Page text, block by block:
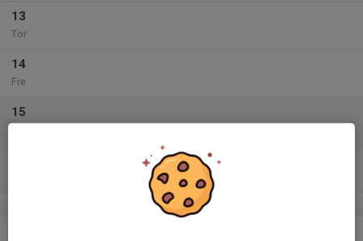
13
Tor
14
Fre
15
v.34